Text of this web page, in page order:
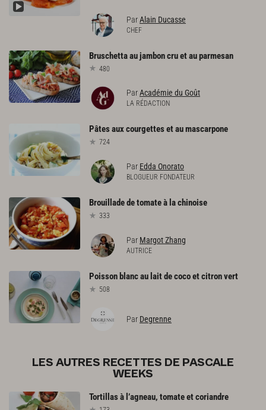
ParAlain Ducasse
CHEF
Bruschettaaujamboncruetauparmesan
480
ParAcadémie du Goût
LA RÉDACTION
Pâtesauxcourgettesetaumascarpone
724
Par Edda Onorato
BLOGUEUR FONDATEUR
Brouilladedetomateà lachinoise
333
Par Margot Zhang
AUTRICE
Poisson blancau laitdecocoetcitronvert
508
Par Degrenne
LES AUTRES RECETTES DE PASCALE
WEEKS
Tortillasà l’agneau, tomateetcoriandre